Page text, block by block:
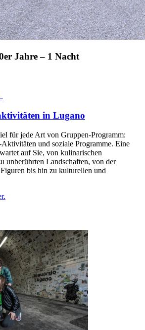
Jahre – 1 Nacht
in Lugano
für jede Art von Gruppen-Programm:
und soziale Programme. Eine
auf Sie, von kulinarischen
unberührten Landschaften, von der
bis hin zu kulturellen und